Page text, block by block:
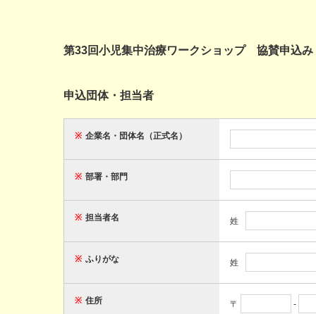
第33回小児集中治療ワークショップ 協賛申込み
申込団体・担当者
※ 企業名・団体名（正式名）
※ 部署・部門
※ 担当者名 姓
※ ふりがな 姓
※ 住所 〒 -